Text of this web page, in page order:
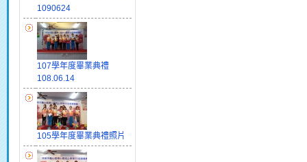
1090624
107學年度畢業典禮
108.06.14
105學年度畢業典禮照片